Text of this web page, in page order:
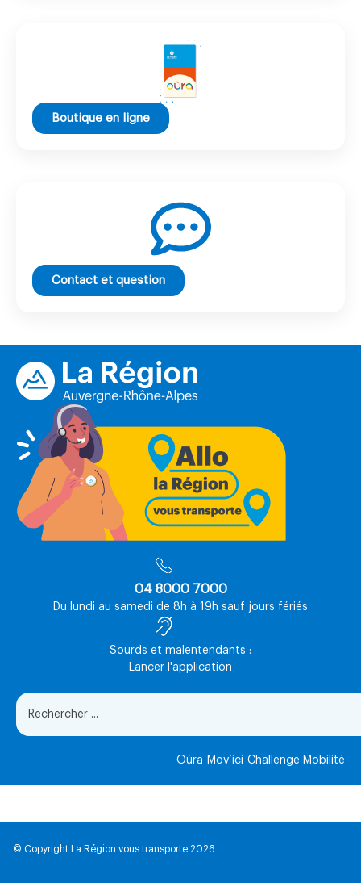
Boutique en ligne
Contact et question
04 8000 7000
Du lundi au samedi de 8h à 19h sauf jours fériés
Sourds et malentendants :
Lancer l'application
Oùra Mov’ici Challenge Mobilité
© Copyright La Région vous transporte 2026